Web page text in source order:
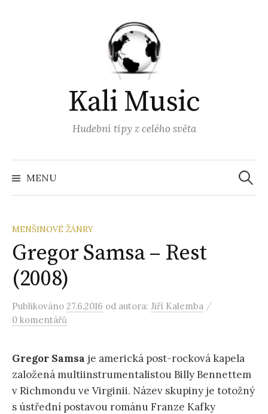
Kali Music
Hudební tipy z celého světa
MENU
MENŠINOVÉ ŽÁNRY
Gregor Samsa – Rest
(2008)
Publikováno 27.6.2016 od autora: Jiří Kalemba /
0 komentářů
Gregor Samsa je americká post-rocková kapela
založená multiinstrumentalistou Billy Bennettem
v Richmondu ve Virginii. Název skupiny je totožný
s ústřední postavou románu Franze Kafky